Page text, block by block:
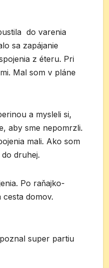
do varenia
sa zapájanie
z éteru. Pri
Mal som v pláne
a mysleli si,
aby sme nepomrzli.
mali. Ako som
druhej.
Po raňajko-
domov.
super partiu